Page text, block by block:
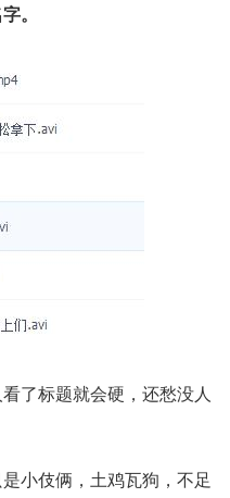
。
了标题就会硬，还愁没人
小伎俩，土鸡瓦狗，不足